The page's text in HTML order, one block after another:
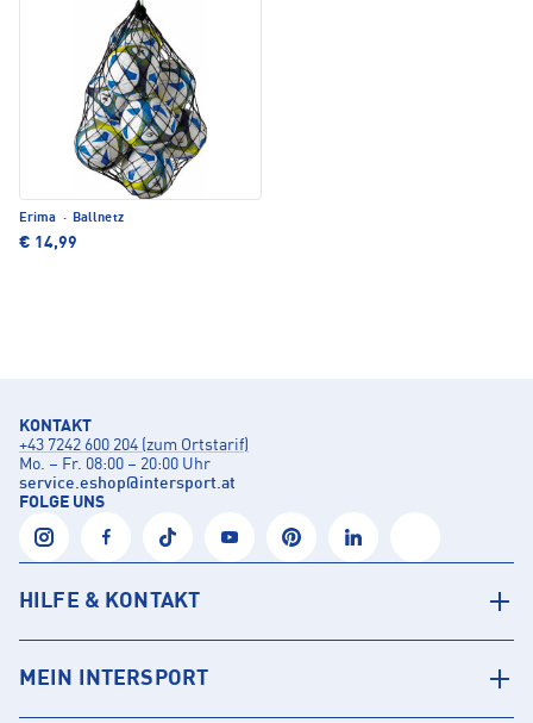
Erima · Ballnetz
€ 14,99
KONTAKT
+43 7242 600 204 (zum Ortstarif)
Mo. – Fr. 08:00 – 20:00 Uhr
service.eshop@intersport.at
FOLGE UNS
HILFE & KONTAKT
MEIN INTERSPORT